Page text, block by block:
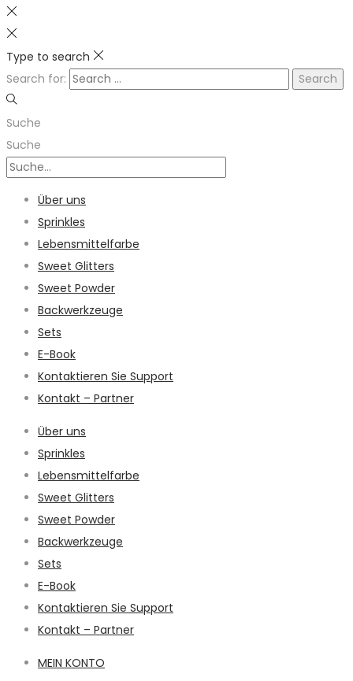
Type to search
Search for:
Suche
Suche
Über uns
Sprinkles
Lebensmittelfarbe
Sweet Glitters
Sweet Powder
Backwerkzeuge
Sets
E-Book
Kontaktieren Sie Support
Kontakt – Partner
Über uns
Sprinkles
Lebensmittelfarbe
Sweet Glitters
Sweet Powder
Backwerkzeuge
Sets
E-Book
Kontaktieren Sie Support
Kontakt – Partner
MEIN KONTO